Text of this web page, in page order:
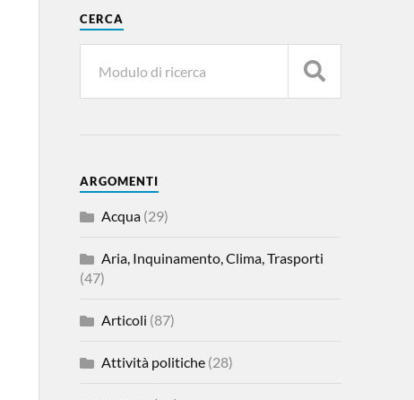
CERCA
ARGOMENTI
Acqua(29)
Aria, Inquinamento, Clima, Trasporti
(47)
Articoli (87)
Attività politiche(28)